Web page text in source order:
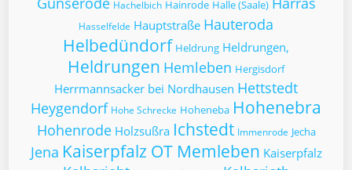
Hachelbich Hainrode Halle (Saale)
Hasselfelde Hauptstraße Hauteroda
Helbedündorf Heldrung Heldrungen,
Heldrungen Hemleben Hergisdorf
Herrmannsacker bei Nordhausen Hettstedt
Heygendorf Hohe Schrecke Hoheneba Hohenebra
Hohenrode Holzsußra Ichstedt Immenrode Jecha
Jena Kaiserpfalz OT Memleben Kaiserpfalz